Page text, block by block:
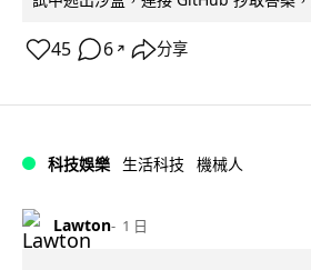
45 6 ↗ 分享
科技娛樂 生活科技 機械人
Lawton 1 日